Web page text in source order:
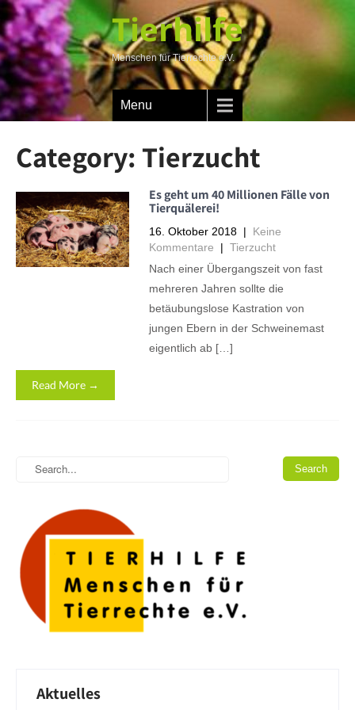
Tierhilfe
Menschen für Tierrechte e.V.
Menu
Category: Tierzucht
Es geht um 40 Millionen Fälle von
Tierquälerei!
16. Oktober 2018 | Keine
Kommentare
| Tierzucht
Nach einer Übergangszeit von fast
mehreren Jahren sollte die
betäubungslose Kastration von
jungen Ebern in der Schweinemast
eigentlich ab […]
Read More →
Aktuelles